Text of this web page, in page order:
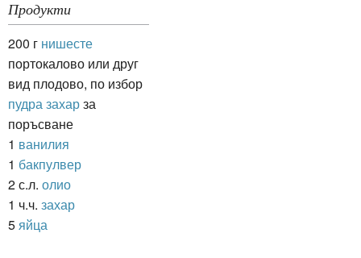
Продукти
200 г нишесте
портокалово или друг
вид плодово, по избор
пудра захарза
поръсване
1 ванилия
1 бакпулвер
2 с.л. олио
1 ч.ч. захар
5 яйца